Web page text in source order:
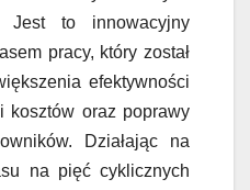
Jest to innowacyjny
pracy, który został
efektywności
kosztów oraz poprawy
Działając na
na pięć cyklicznych